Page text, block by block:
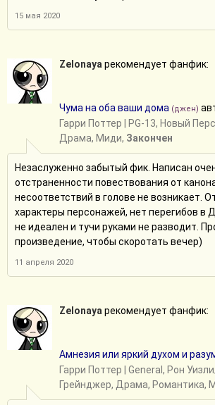
15 мая 2020
Zelonaya рекомендует фанфик:
Чума на оба ваши дома (джен)
Гарри Поттер | PG-13, Новый
Драма, Миди, Закончен
Незаслуженно забытый фик. Написан
отстраненности повествования от
несоответствий в голове не возникает.
характеры персонажей, нет перегибов в
не идеален и тучи руками не разводит.
произведение, чтобы скоротать вечер)
11 апреля 2020
Zelonaya рекомендует фанфик:
Амнезия или яркий духом и
Гарри Поттер | General, Рон
Грейнджер, Драма, Романтика,